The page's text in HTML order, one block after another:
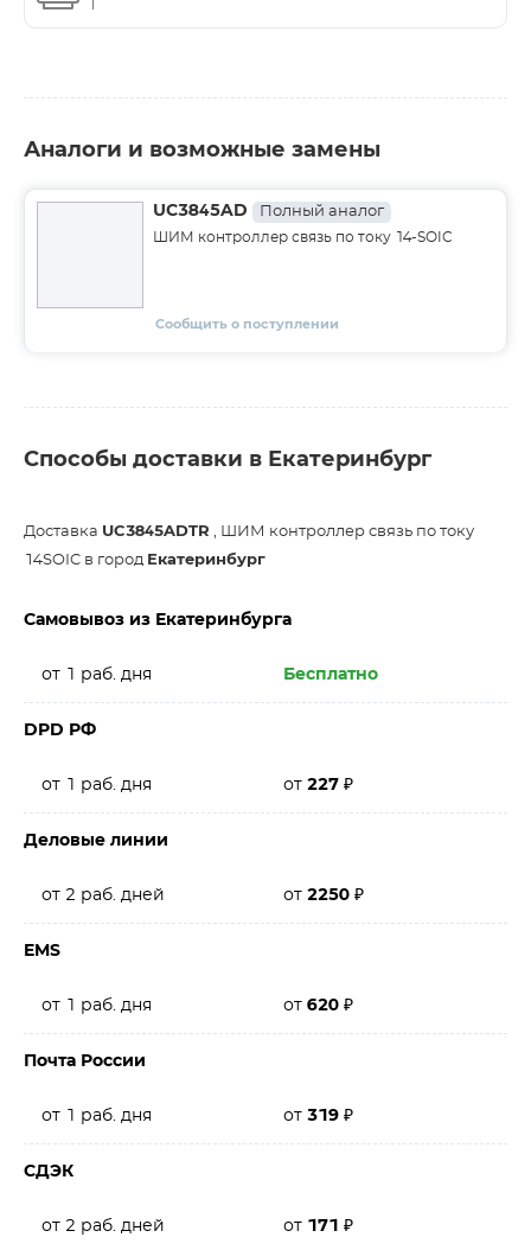
Аналоги и возможные замены
UC3845AD Полный аналог
ШИМ контроллер связь по току 14-SOIC
Сообщить о поступлении
Способы доставки в Екатеринбург
Доставка UC3845ADTR , ШИМ контроллер связь по току
14SOIC в город Екатеринбург
Самовывоз из Екатеринбурга
от 1 раб. дня Бесплатно
DPD РФ
от 1 раб. дня от 227 ₽
Деловые линии
от 2 раб. дней от 2250 ₽
EMS
от 1 раб. дня от 620 ₽
Почта России
от 1 раб. дня от 319 ₽
СДЭК
от 2 раб. дней от 171 ₽